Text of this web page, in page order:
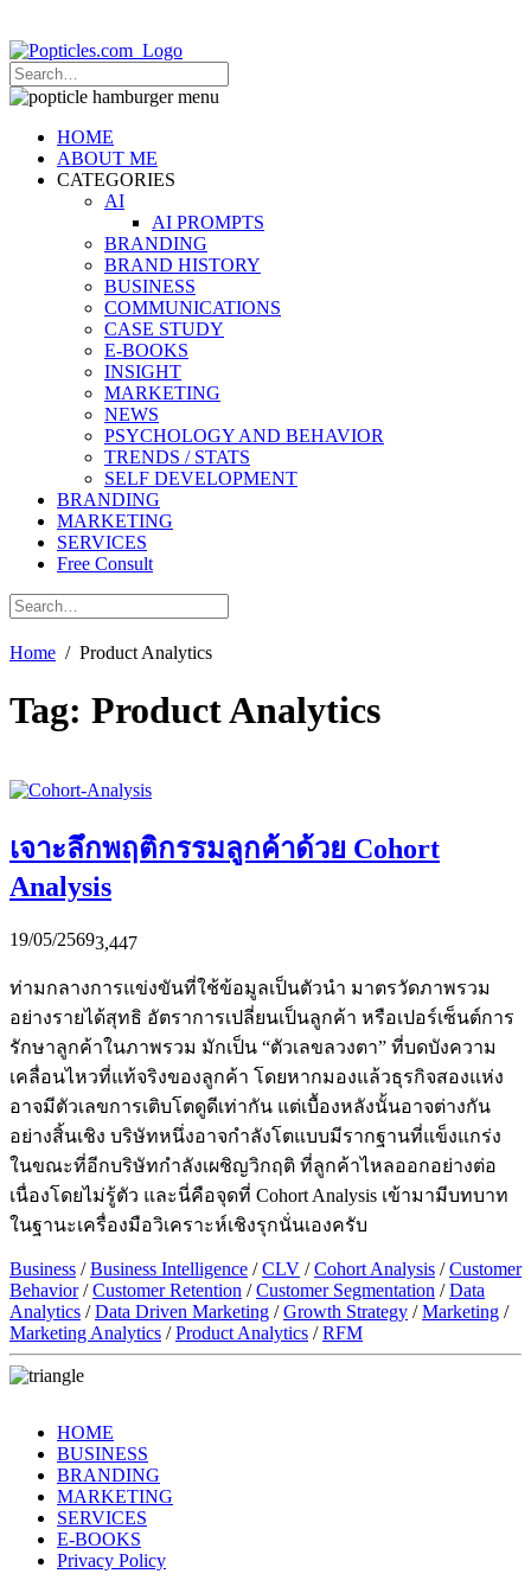
Popticles.com
HOME
ABOUT ME
CATEGORIES
AI
AI PROMPTS
BRANDING
BRAND HISTORY
BUSINESS
COMMUNICATIONS
CASE STUDY
E-BOOKS
INSIGHT
MARKETING
NEWS
PSYCHOLOGY AND BEHAVIOR
TRENDS / STATS
SELF DEVELOPMENT
BRANDING
MARKETING
SERVICES
Free Consult
Home Product Analytics
Tag: Product Analytics
เจาะลึกพฤติกรรมลูกค้าด้วย Cohort
Analysis
19/05/25693,447
ท่ามกลางการแข่งขันที่ใช้ข้อมูลเป็นตัวนำ มาตรวัดภาพรวม
อย่างรายได้สุทธิ อัตราการเปลี่ยนเป็นลูกค้า หรือเปอร์เซ็นต์การ
รักษาลูกค้าในภาพรวม มักเป็น “ตัวเลขลวงตา” ที่บดบังความ
เคลื่อนไหวที่แท้จริงของลูกค้า โดยหากมองแล้วธุรกิจสองแห่ง
อาจมีตัวเลขการเติบโตดูดีเท่ากัน แต่เบื้องหลังนั้นอาจต่างกัน
อย่างสิ้นเชิง บริษัทหนึ่งอาจกำลังโตแบบมีรากฐานที่แข็งแกร่ง
ในขณะที่อีกบริษัทกำลังเผชิญวิกฤติ ที่ลูกค้าไหลออกอย่างต่อ
เนื่องโดยไม่รู้ตัว และนี่คือจุดที่ Cohort Analysis เข้ามามีบทบาท
ในฐานะเครื่องมือวิเคราะห์เชิงรุกนั่นเองครับ
Business /Business Intelligence /CLV /Cohort Analysis /Customer
Behavior/Customer Retention /Customer Segmentation /Data
Analytics /Data Driven Marketing /Growth Strategy /Marketing /
Marketing Analytics /Product Analytics /RFM
HOME
BUSINESS
BRANDING
MARKETING
SERVICES
E-BOOKS
Privacy Policy